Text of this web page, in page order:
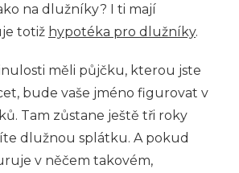
na dlužníky? I ti mají
totiž hypotéka pro dlužníky.
měli půjčku, kterou jste
bude vaše jméno figurovat v
Tam zůstane ještě tři roky
dlužnou splátku. A pokud
v něčem takovém,